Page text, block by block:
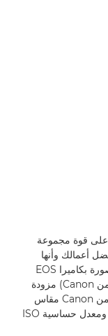
على قوة مجموعة
أعمالك وأنها
مطبوعة بأفضل جودة بطريقة مثالية. التُقطت الصورة بكاميرا EOS
من Canon) مزودة
من Canon مقاس
400 مم بسرعة 1/‏320 ثانية وفتحة عدسة f/5.6 ومعدل حساسية ISO